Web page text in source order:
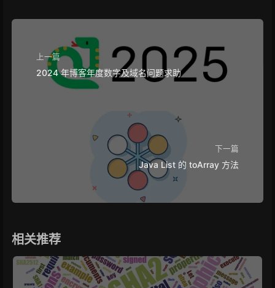
上一篇
2024 年博客年度数字及域名问题求助
下一篇
Java List 的 toArray 方法
相关推荐